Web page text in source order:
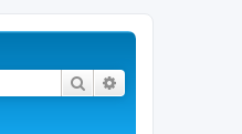
Rechercher